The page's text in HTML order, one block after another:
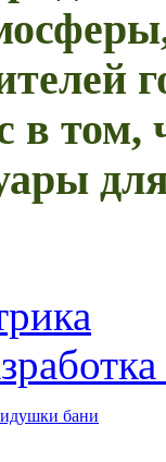
в
бани